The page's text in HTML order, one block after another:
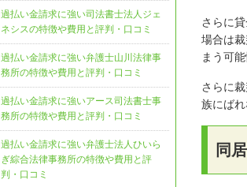
さらに
場合は
まう可
さらに
族にばれ
同
過払い金請求に強い司法書士法人ジェ
ネシスの特徴や費用と評判・口コミ
過払い金請求に強い弁護士山川法律事
務所の特徴や費用と評判・口コミ
過払い金請求に強いアース司法書士事
務所の特徴や費用と評判・口コミ
過払い金請求に強い弁護士法人ひいら
ぎ綜合法律事務所の特徴や費用と評
判・口コミ